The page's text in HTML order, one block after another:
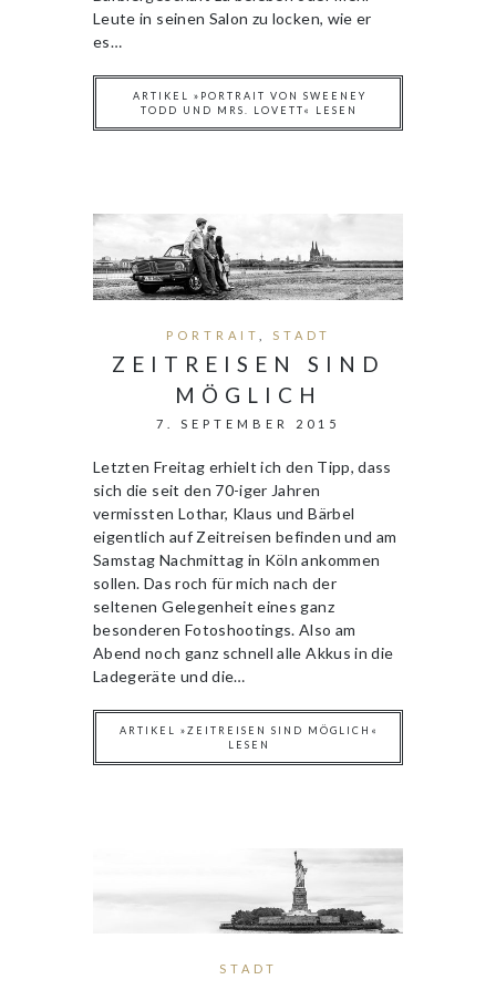
Leute in seinen Salon zu locken, wie er
es…
ARTIKEL »PORTRAIT VON SWEENEY
TODD UND MRS. LOVETT« LESEN
PORTRAIT STADT
ZEITREISEN SIND
MÖGLICH
7. SEPTEMBER 2015
Letzten Freitag erhielt ich den Tipp, dass
sich die seit den 70-iger Jahren
vermissten Lothar, Klaus und Bärbel
eigentlich auf Zeitreisen befinden und am
Samstag Nachmittag in Köln ankommen
sollen. Das roch für mich nach der
seltenen Gelegenheit eines ganz
besonderen Fotoshootings. Also am
Abend noch ganz schnell alle Akkus in die
Ladegeräte und die…
ARTIKEL »ZEITREISEN SIND MÖGLICH«
LESEN
STADT